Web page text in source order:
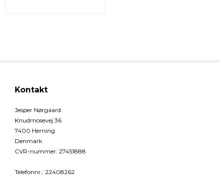
Kontakt
Jesper Nørgaard
Knudmosevej 36
7400 Herning
Denmark
CVR-nummer: 27451888
Telefonnr.: 22408262